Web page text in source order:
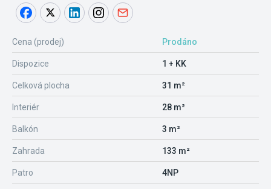
Cena (prodej) Prodáno
Dispozice 1 + KK
Celková plocha 31 m²
Interiér 28 m²
Balkón 3 m²
Zahrada 133 m²
Patro 4NP